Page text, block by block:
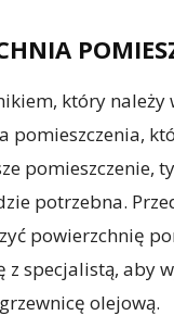
który należy
pomieszczenia,
pomieszczenie,
potrzebna.
powierzchnię
z specjalistą, aby
olejową.